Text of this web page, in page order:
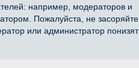
например, модераторов и
Пожалуйста, не засоряйте
или администратор понизят